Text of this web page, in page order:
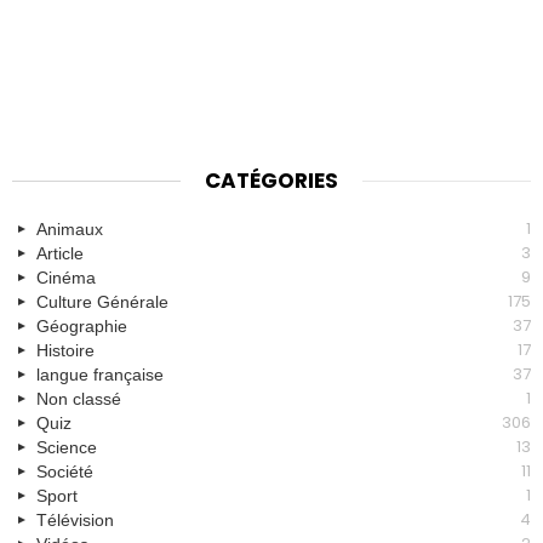
CATÉGORIES
Animaux 1
Article 3
Cinéma 9
Culture Générale 175
Géographie 37
Histoire 17
langue française 37
Non classé 1
Quiz 306
Science 13
Société 11
Sport 1
Télévision 4